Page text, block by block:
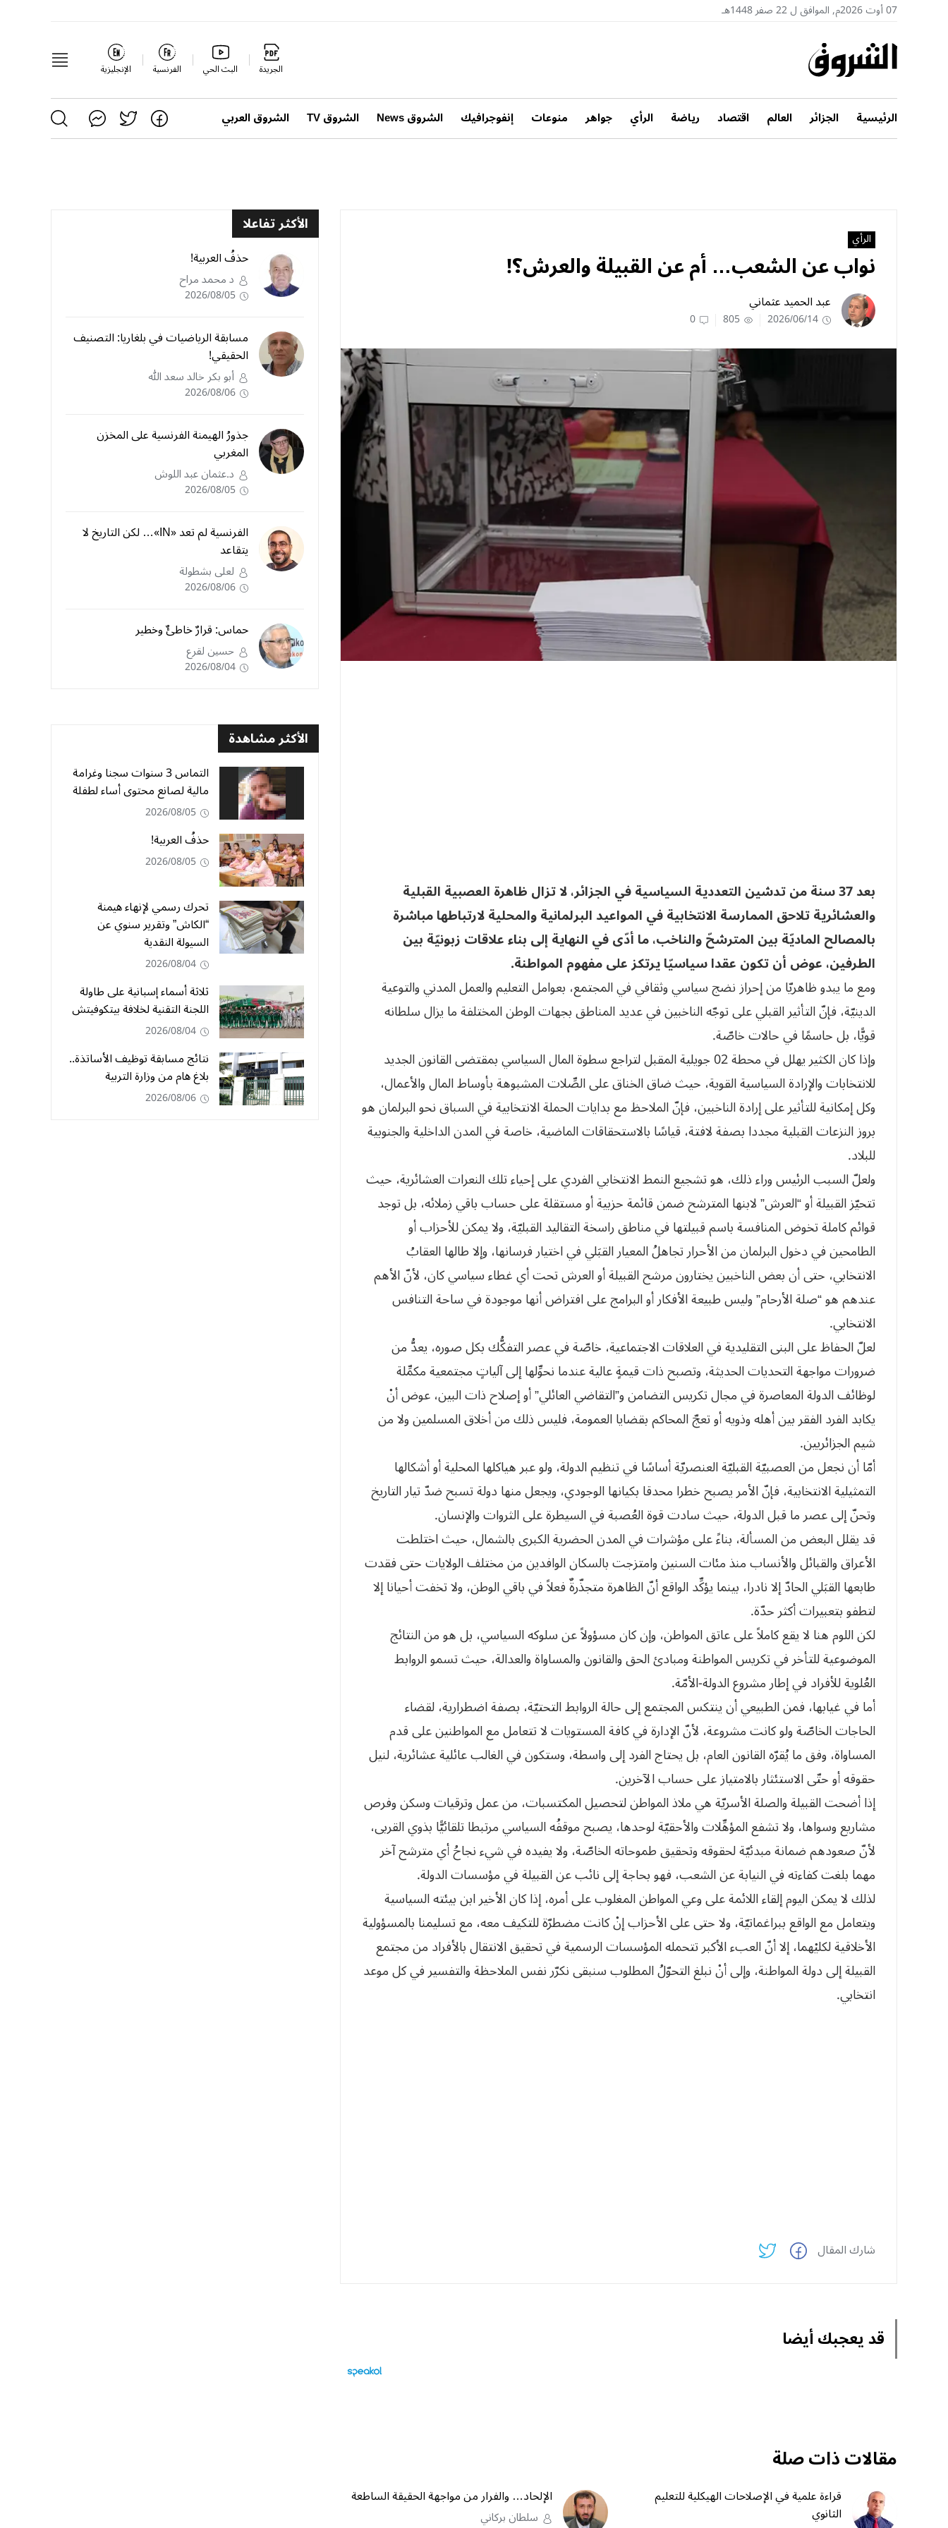
07 أوت 2026م, الموافق ل 22 صفر 1448هـ
الجريدة البث الحي الفرنسية الإنجليزية
الرئيسية الجزائر العالم اقتصاد رياضة الرأي جواهر منوعات إنفوجرافيك الشروق News الشروق TV الشروق العربي
الرأي
نواب عن الشعب… أم عن القبيلة والعرش؟!
عبد الحميد عثماني
2026/06/14
805
0
بعد 37 سنة من تدشين التعددية السياسية في الجزائر، لا تزال ظاهرة العصبية القبلية
والعشائرية تلاحق الممارسة الانتخابية في المواعيد البرلمانية والمحلية لارتباطها مباشرة
بالمصالح الماديّة بين المترشحّ والناخب، ما أدّى في النهاية إلى بناء علاقات زبونيّة بين
الطرفين، عوض أن تكون عقدا سياسيّا يرتكز على مفهوم المواطنة.
ومع ما يبدو ظاهريّا من إحراز نضج سياسي وثقافي في المجتمع، بعوامل التعليم والعمل المدني والتوعية
الدينيّة، فإنّ التأثير القبلي على توجّه الناخبين في عديد المناطق بجهات الوطن المختلفة ما يزال سلطانه
قويًّا، بل حاسمًا في حالات خاصّة.
وإذا كان الكثير يهلل في محطة 02 جويلية المقبل لتراجع سطوة المال السياسي بمقتضى القانون الجديد
للانتخابات والإرادة السياسية القوية، حيث ضاق الخناق على الصِّلات المشبوهة بأوساط المال والأعمال،
وكل إمكانية للتأثير على إرادة الناخبين، فإنّ الملاحظ مع بدايات الحملة الانتخابية في السباق نحو البرلمان هو
بروز النزعات القبلية مجددا بصفة لافتة، قياسًا بالاستحقاقات الماضية، خاصة في المدن الداخلية والجنوبية
للبلاد.
ولعلّ السبب الرئيس وراء ذلك، هو تشجيع النمط الانتخابي الفردي على إحياء تلك النعرات العشائرية، حيث
تتحيّز القبيلة أو “العرش” لابنها المترشح ضمن قائمة حزبية أو مستقلة على حساب باقي زملائه، بل توجد
قوائم كاملة تخوض المنافسة باسم قبيلتها في مناطق راسخة التقاليد القبليّة، ولا يمكن للأحزاب أو
الطامحين في دخول البرلمان من الأحرار تجاهلُ المعيار القبَلي في اختيار فرسانها، وإلا طالها العقابُ
الانتخابي، حتى أن بعض الناخبين يختارون مرشح القبيلة أو العرش تحت أي غطاء سياسي كان، لأنّ الأهم
عندهم هو “صلة الأرحام” وليس طبيعة الأفكار أو البرامج على افتراض أنها موجودة في ساحة التنافس
الانتخابي.
لعلّ الحفاظ على البنى التقليدية في العلاقات الاجتماعية، خاصّة في عصر التفكُّك بكل صوره، يعدُّ من
ضرورات مواجهة التحديات الحديثة، وتصبح ذات قيمةٍ عالية عندما نحوِّلها إلى آلياتٍ مجتمعية مكمِّلة
لوظائف الدولة المعاصرة في مجال تكريس التضامن و”التقاضي العائلي” أو إصلاح ذات البين، عوض أنْ
يكابد الفرد الفقر بين أهله وذويه أو تعجّ المحاكم بقضايا العمومة، فليس ذلك من أخلاق المسلمين ولا من
شيم الجزائريين.
أمّا أن نجعل من العصبيّة القبليّة العنصريّة أساسًا في تنظيم الدولة، ولو عبر هياكلها المحلية أو أشكالها
التمثيلية الانتخابية، فإنّ الأمر يصبح خطرا محدقا بكيانها الوجودي، ويجعل منها دولة تسبح ضدّ تيار التاريخ
وتحنّ إلى عصر ما قبل الدولة، حيث سادت قوة العُصبة في السيطرة على الثروات والإنسان.
قد يقلل البعض من المسألة، بناءً على مؤشرات في المدن الحضرية الكبرى بالشمال، حيث اختلطت
الأعراق والقبائل والأنساب منذ مئات السنين وامتزجت بالسكان الوافدين من مختلف الولايات حتى فقدت
طابعها القبَلي الحادّ إلا نادرا، بينما يؤكِّد الواقع أنّ الظاهرة متجذّرةٌ فعلاً في باقي الوطن، ولا تخفت أحيانا إلا
لتطفو بتعبيرات أكثر حدّة.
لكن اللوم هنا لا يقع كاملاً على عاتق المواطن، وإن كان مسؤولاً عن سلوكه السياسي، بل هو من النتائج
الموضوعية للتأخر في تكريس المواطنة ومبادئ الحق والقانون والمساواة والعدالة، حيث تسمو الروابط
العُلوية للأفراد في إطار مشروع الدولة-الأمّة.
أما في غيابها، فمن الطبيعي أن ينتكس المجتمع إلى حالة الروابط التحتيّة، بصفة اضطرارية، لقضاء
الحاجات الخاصّة ولو كانت مشروعة، لأنّ الإدارة في كافة المستويات لا تتعامل مع المواطنين على قدم
المساواة، وفق ما يُقرّه القانون العام، بل يحتاج الفرد إلى واسطة، وستكون في الغالب عائلية عشائرية، لنيل
حقوقه أو حتّى الاستئثار بالامتياز على حساب الآخرين.
إذا أضحت القبيلة والصلة الأسريّة هي ملاذ المواطن لتحصيل المكتسبات، من عمل وترقيات وسكن وفرص
مشاريع وسواها، ولا تشفع المؤهِّلات والأحقيّة لوحدها، يصبح موقفُه السياسي مرتبطا تلقائيًّا بذوي القربى،
لأنّ صعودهم ضمانة مبدئيّة لحقوقه وتحقيق طموحاته الخاصّة، ولا يفيده في شيء نجاحُ أي مترشح آخر
مهما بلغت كفاءته في النيابة عن الشعب، فهو بحاجة إلى نائب عن القبيلة في مؤسسات الدولة.
لذلك لا يمكن اليوم إلقاء اللائمة على وعي المواطن المغلوب على أمره، إذا كان الأخير ابن بيئته السياسية
ويتعامل مع الواقع ببراغماتيّة، ولا حتى على الأحزاب إنْ كانت مضطرّة للتكيف معه، مع تسليمنا بالمسؤولية
الأخلاقية لكليْهما، إلا أنّ العبء الأكبر تتحمله المؤسسات الرسمية في تحقيق الانتقال بالأفراد من مجتمع
القبيلة إلى دولة المواطنة، وإلى أنْ نبلغ التحوّلُ المطلوب سنبقى نكرّر نفس الملاحظة والتفسير في كل موعد
انتخابي.
شارك المقال
قد يعجبك أيضا
مقالات ذات صلة
قراءة علمية في الإصلاحات الهيكلية للتعليم
الثانوي
الإلحاد… والفرار من مواجهة الحقيقة الساطعة
سلطان بركاني
الأكثر تفاعلا
حذفُ العربية!
د محمد مراح
2026/08/05
مسابقة الرياضيات في بلغاريا: التصنيف
الحقيقي!
أبو بكر خالد سعد الله
2026/08/06
جذورُ الهيمنة الفرنسية على المخزن
المغربي
د.عثمان عبد اللوش
2026/08/05
الفرنسية لم تعد «IN»… لكن التاريخ لا
يتقاعد
لعلى بشطولة
2026/08/06
حماس: قرارٌ خاطئٌ وخطير
حسين لقرع
2026/08/04
الأكثر مشاهدة
التماس 3 سنوات سجنا وغرامة
مالية لصانع محتوى أساء لطفلة
2026/08/05
حذفُ العربية!
2026/08/05
تحرك رسمي لإنهاء هيمنة
“الكاش” وتقرير سنوي عن
السيولة النقدية
2026/08/04
ثلاثة أسماء إسبانية على طاولة
اللجنة التقنية لخلافة بيتكوفيتش
2026/08/04
نتائج مسابقة توظيف الأساتذة..
بلاغ هام من وزارة التربية
2026/08/06